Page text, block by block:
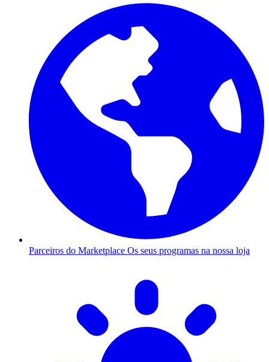
Parceiros do Marketplace Os seus programas na nossa loja